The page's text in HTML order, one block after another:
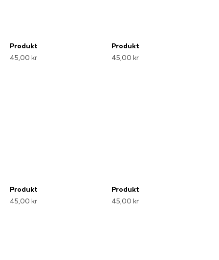
Produkt
45,00 kr
Produkt
45,00 kr
Produkt
45,00 kr
Produkt
45,00 kr